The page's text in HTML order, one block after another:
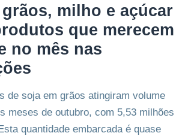
milho e açúcar
que merecem
no mês nas
de soja em grãos atingiram volume
meses de outubro, com 5,53 milhões
quantidade embarcada é quase